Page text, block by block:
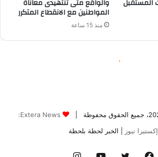
Extera News:
إكستيرا نيوز
| الخبر لحظة بلحظة